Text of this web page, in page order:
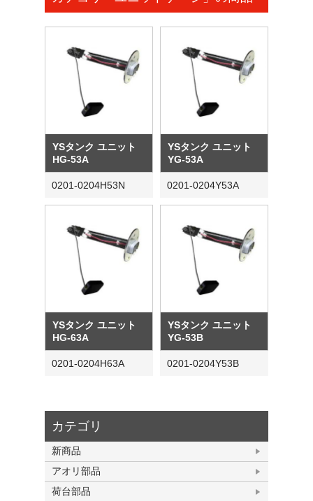
カテゴリ
新商品
アオリ部品
荷台部品
YSタンク ユニット
HG-53A
0201-0204H53N
YSタンク ユニット
YG-53A
0201-0204Y53A
YSタンク ユニット
HG-63A
0201-0204H63A
YSタンク ユニット
YG-53B
0201-0204Y53B